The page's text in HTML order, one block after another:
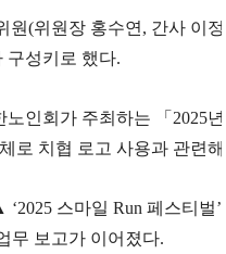
원(위원장 홍수연, 간사 이
구성키로 했다.
인회가 주최하는 「2025
로 치협 로고 사용과 관련
스마일 Run 페스티
무 보고가 이어졌다.